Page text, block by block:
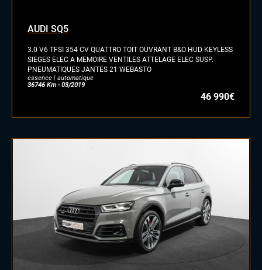
AUDI SQ5
3.0 V6 TFSI 354 CV QUATTRO TOIT OUVRANT B&O HUD KEYLESS
SIEGES ELEC A MEMOIRE VENTILES ATTELAGE ELEC SUSP.
PNEUMATIQUES JANTES 21 WEBASTO
essence | automatique
36746 Km - 03/2019
46 990€